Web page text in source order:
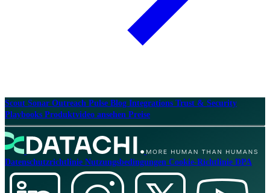
Scout Sonar Outreach Pulse Blog Integrations Trust & Security
Playbooks Produktvideo ansehen Preise
Datenschutzrichtlinie Nutzungsbedingungen Cookie-Richtlinie DPA